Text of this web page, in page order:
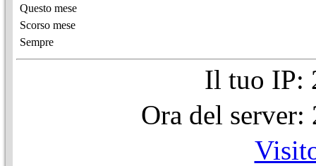
Questo mese
Scorso mese
Sempre
Il tuo IP:
Ora del